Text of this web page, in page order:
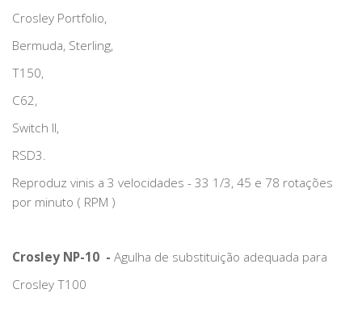
Crosley Portfolio,
Bermuda, Sterling,
T150,
C62,
Switch II,
RSD3.
Reproduz vinis a 3 velocidades - 33 1/3, 45 e 78 rotações
por minuto ( RPM )
Crosley NP-10 - Agulha de substituição adequada para
Crosley T100